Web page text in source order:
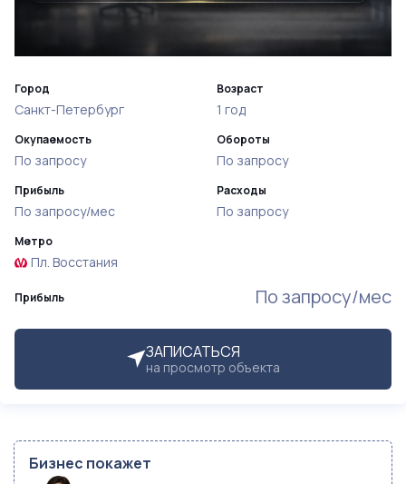
Прибыль По запросу/мес
ЗАПИСАТЬСЯ
на просмотр объекта
Город
Санкт-Петербург
Окупаемость
По запросу
Прибыль
По запросу/мес
Возраст
1 год
Обороты
По запросу
Расходы
По запросу
Метро
Пл. Восстания
Бизнес покажет